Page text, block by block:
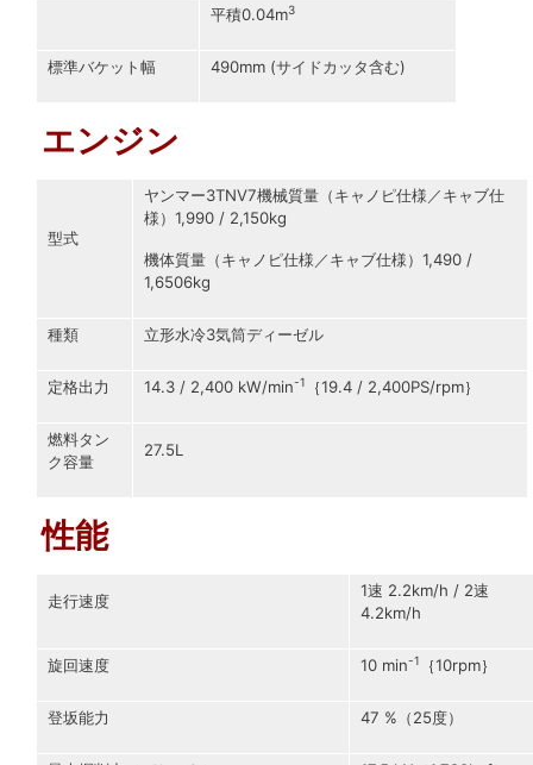
平積0.04m3
標準バケット幅 490mm (サイドカッタ含む)
エンジン
型式
ヤンマー3TNV7機械質量（キャノピ仕様／キャブ仕
様）1,990 / 2,150kg
機体質量（キャノピ仕様／キャブ仕様）1,490 /
1,6506kg
種類 立形水冷3気筒ディーゼル
定格出力 14.3 / 2,400 kW/min-1 ｛19.4 / 2,400PS/rpm｝
燃料タン
ク容量
27.5L
性能
走行速度
1速 2.2km/h / 2速
4.2km/h
旋回速度 10 min-1 ｛10rpm｝
登坂能力 47 %（25度）